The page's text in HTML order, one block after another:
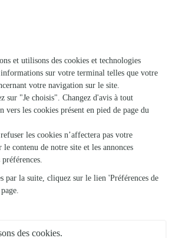
à Narcy et dans ses
Les
Fleuristes
Fleuristes
Fleuristes
Fleuristes